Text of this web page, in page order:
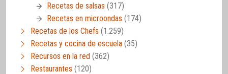
Recetas de salsas (317)
Recetas en microondas (174)
Recetas de los Chefs (1.259)
Recetas y cocina de escuela (35)
Recursos en la red (362)
Restaurantes (120)